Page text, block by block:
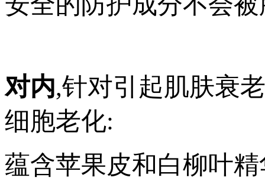
对内,针对引起肌肤衰
细胞老化:
蕴含苹果皮和白柳叶